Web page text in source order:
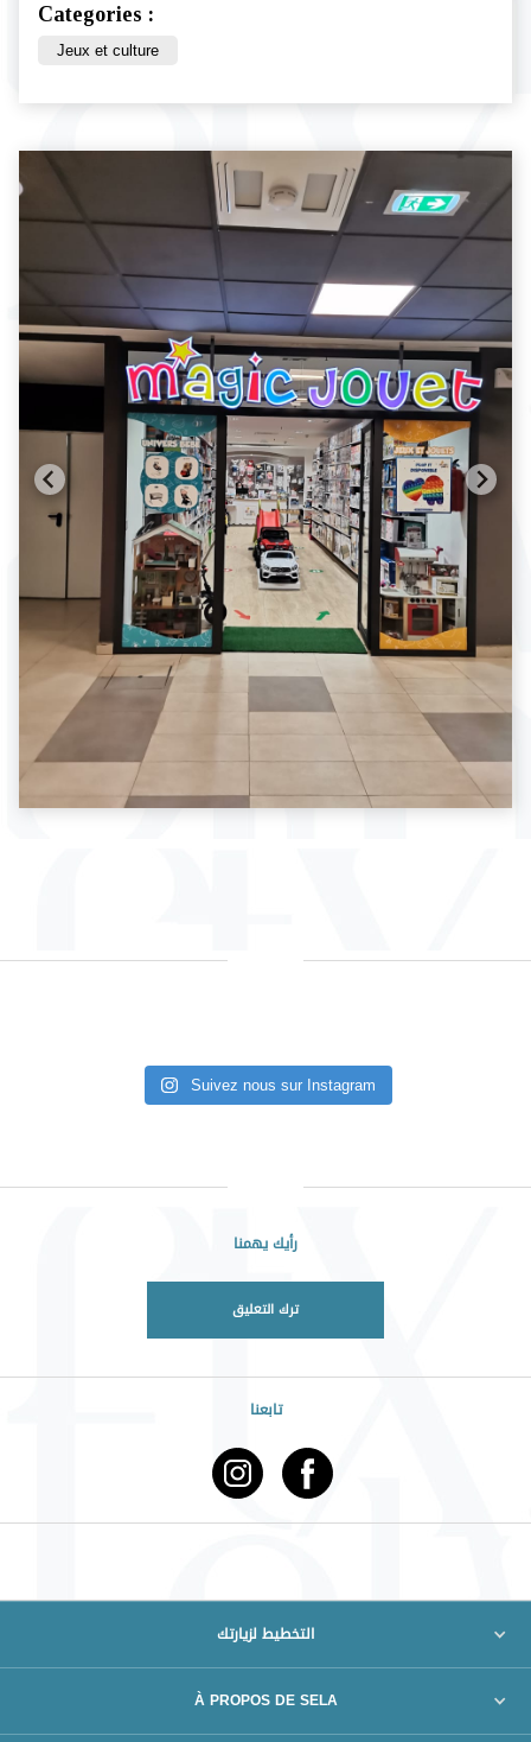
Categories :
Jeux et culture
Suivez nous sur Instagram
رأيك يهمنا
ترك التعليق
تابعنا
التخطيط لزيارتك
À PROPOS DE SELA